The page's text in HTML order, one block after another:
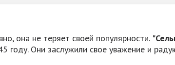
она не теряет своей популярности.
году. Они заслужили свое уважение и
да
Все лето Безлимит в Баню - 350